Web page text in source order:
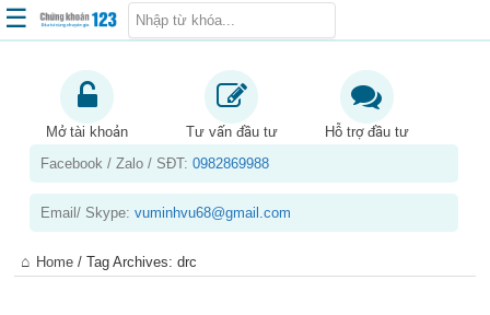
Trang chủ
Kiến thức chứng khoán
Kinh nghiệm đầu tư
Sản phẩm – dịch vụ
Chứng khoán phái sinh
☰
Mở tài khoản Tư vấn đầu tư
Hỗ trợ đầu tư
Facebook / Zalo / SĐT:0982869988
Email/ Skype:vuminhvu68@gmail.com
Home /Tag Archives: drc